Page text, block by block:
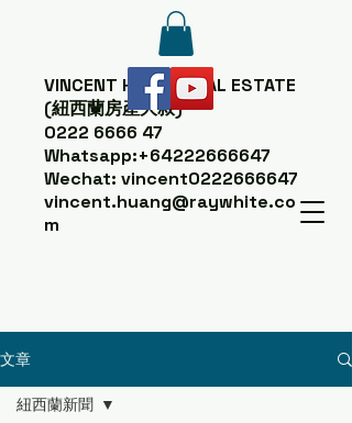
VINCENT HUANGREAL ESTATE
(紐西蘭房產大叔)
0222 6666 47
Whatsapp:+64222666647
Wechat: vincent0222666647
vincent.huang@raywhite.co
m
文章
紐西蘭新聞